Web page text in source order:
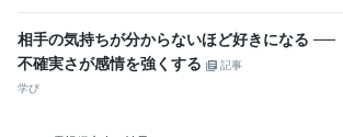
相手の気持ちが分からないほど好きになる ──
不確実さが感情を強くする
記事
学び